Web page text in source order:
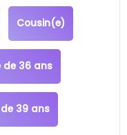
Cousin(e)
de 36 ans
39 ans